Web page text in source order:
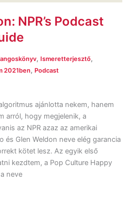
NPR’s Podcast
, Ismeretterjesztő,
2021ben, Podcast
ajánlotta nekem, hanem
arról, hogy megjelenik, a
az NPR azaz az amerikai
és Glen Weldon neve elég garancia
kötet lesz. Az egyik első
kezdtem, a Pop Culture Happy
neve